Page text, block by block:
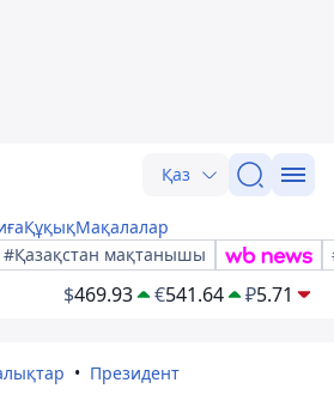
Қаз
ҚұқықМақалалар
#Қазақстан мақтанышы
$469.93 €541.64 ₽5.71
Президент